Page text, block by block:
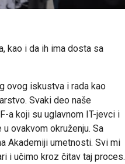
kao i da ih ima dosta sa
ovog iskustva i rada kao
Svaki deo naše
a koji su uglavnom IT-jevci i
ovakvom okruženju. Sa
Akademiji umetnosti. Svi mi
i učimo kroz čitav taj proces.